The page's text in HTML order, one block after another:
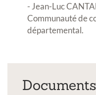
- Jean-Luc
Communauté de
départemental.